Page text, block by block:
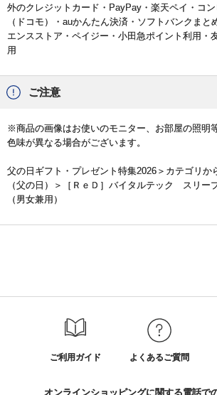
外のクレジットカード・PayPay・楽天ペイ・コ
（ドコモ）・auかんたん決済・ソフトバンクまと
エンスストア・ペイジー・小田急ポイント利用・
用
ご注意
※商品の画像はお使いのモニター、お部屋の照明
色味が異なる場合がございます。
父の日ギフト・プレゼント特集2026 ＞カテゴリか
（父の日）
＞［ＲｅＤ］バイタルテック スリー
（男女兼用）
ご利用ガイド よくあるご質問
オンラインショッピングに関する電話で